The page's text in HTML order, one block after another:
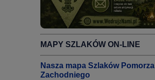
MAPY SZLAKÓW ON-LINE
Nasza mapa Szlaków Pomorza
Zachodniego